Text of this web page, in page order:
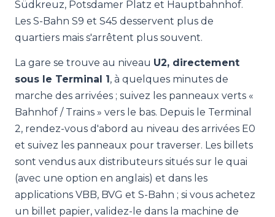
Südkreuz, Potsdamer Platz et Hauptbahnhof.
Les S-Bahn S9 et S45 desservent plus de
quartiers mais s'arrêtent plus souvent.
La gare se trouve au niveau U2, directement
sous le Terminal 1, à quelques minutes de
marche des arrivées ; suivez les panneaux verts «
Bahnhof / Trains » vers le bas. Depuis le Terminal
2, rendez-vous d'abord au niveau des arrivées E0
et suivez les panneaux pour traverser. Les billets
sont vendus aux distributeurs situés sur le quai
(avec une option en anglais) et dans les
applications VBB, BVG et S-Bahn ; si vous achetez
un billet papier, validez-le dans la machine de